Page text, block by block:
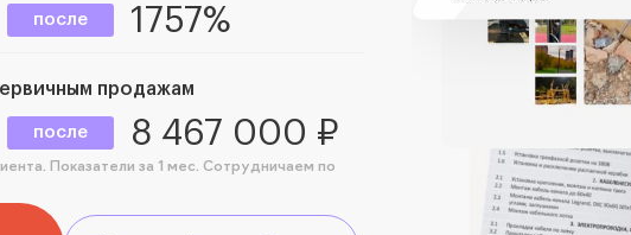
после 1757%
продажам
после 8 467 000 ₽
Показатели за 1 мес. Сотрудничаем по